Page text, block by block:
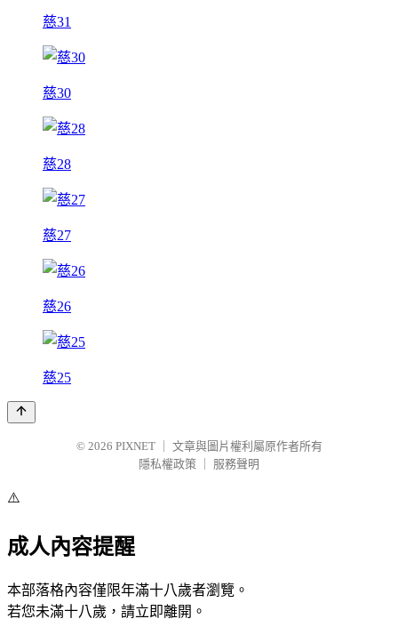
慈31
慈30
慈28
慈27
慈26
慈25
© 2026 PIXNET
文章與圖片權利屬原作者所有
隱私權政策
服務聲明
⚠️
成人內容提醒
本部落格內容僅限年滿十八歲者瀏覽。
若您未滿十八歲，請立即離開。